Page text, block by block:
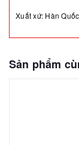
Xuất xứ: Hàn Quốc
Sản phẩm